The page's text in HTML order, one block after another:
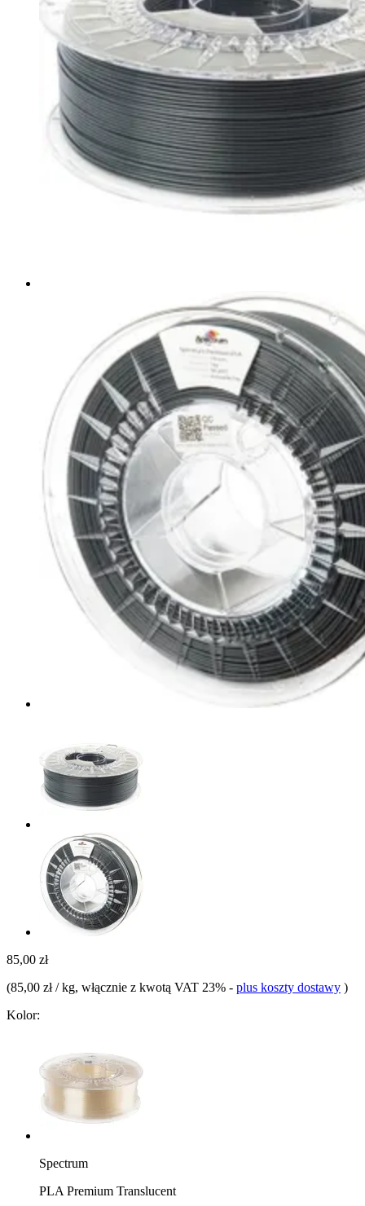
85,00 zł
(85,00 zł / kg, włącznie z kwotą VAT 23% - plus koszty dostawy )
Kolor:
Spectrum
PLA Premium Translucent